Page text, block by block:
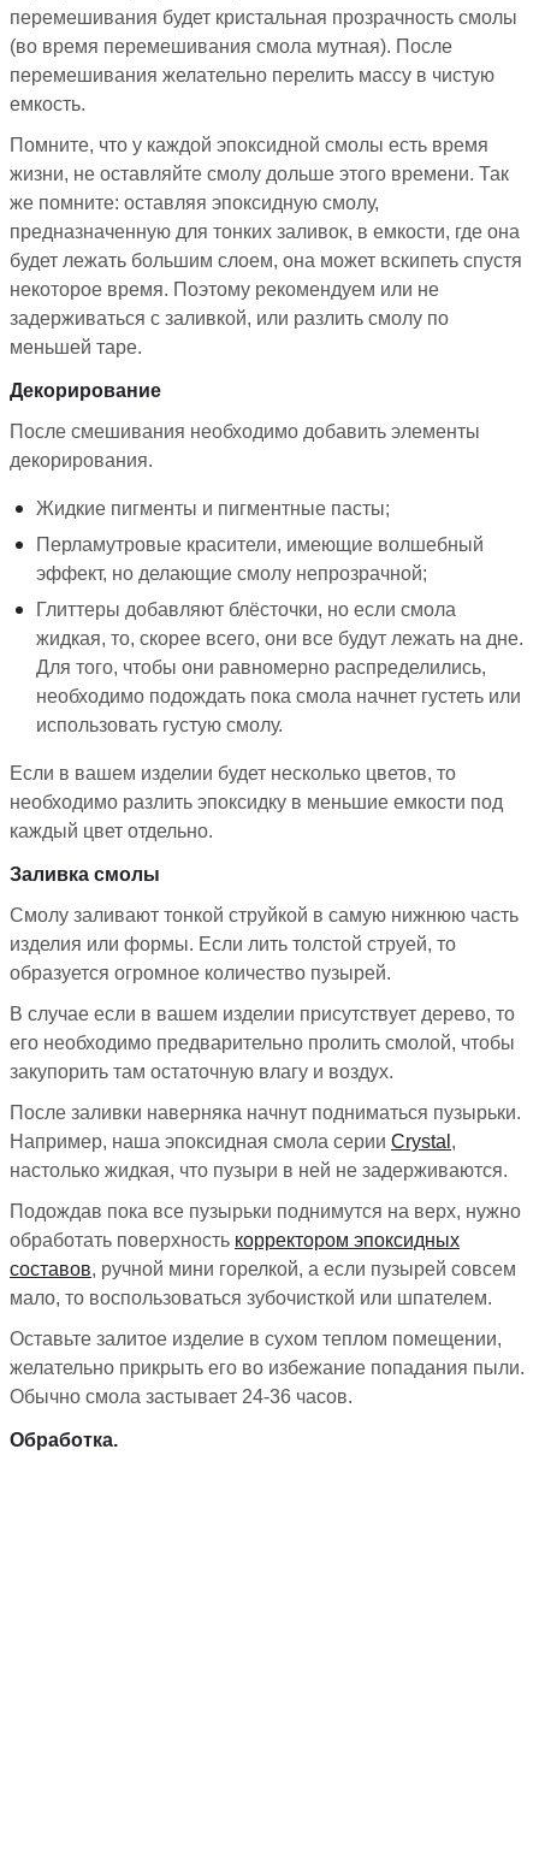
перемешивания будет кристальная прозрачность смолы
(во время перемешивания смола мутная). После
перемешивания желательно перелить массу в чистую
емкость.
Помните, что у каждой эпоксидной смолы есть время
жизни, не оставляйте смолу дольше этого времени. Так
же помните: оставляя эпоксидную смолу,
предназначенную для тонких заливок, в емкости, где она
будет лежать большим слоем, она может вскипеть спустя
некоторое время. Поэтому рекомендуем или не
задерживаться с заливкой, или разлить смолу по
меньшей таре.
Декорирование
После смешивания необходимо добавить элементы
декорирования.
Жидкие пигменты и пигментные пасты;
Перламутровые красители, имеющие волшебный
эффект, но делающие смолу непрозрачной;
Глиттеры добавляют блёсточки, но если смола
жидкая, то, скорее всего, они все будут лежать на дне.
Для того, чтобы они равномерно распределились,
необходимо подождать пока смола начнет густеть или
использовать густую смолу.
Если в вашем изделии будет несколько цветов, то
необходимо разлить эпоксидку в меньшие емкости под
каждый цвет отдельно.
Заливка смолы
Смолу заливают тонкой струйкой в самую нижнюю часть
изделия или формы. Если лить толстой струей, то
образуется огромное количество пузырей.
В случае если в вашем изделии присутствует дерево, то
его необходимо предварительно пролить смолой, чтобы
закупорить там остаточную влагу и воздух.
После заливки наверняка начнут подниматься пузырьки.
Например, наша эпоксидная смола серии Crystal ,
настолько жидкая, что пузыри в ней не задерживаются.
Подождав пока все пузырьки поднимутся на верх, нужно
обработать поверхность корректором эпоксидных
составов, ручной мини горелкой, а если пузырей совсем
мало, то воспользоваться зубочисткой или шпателем.
Оставьте залитое изделие в сухом теплом помещении,
желательно прикрыть его во избежание попадания пыли.
Обычно смола застывает 24-36 часов.
Обработка.